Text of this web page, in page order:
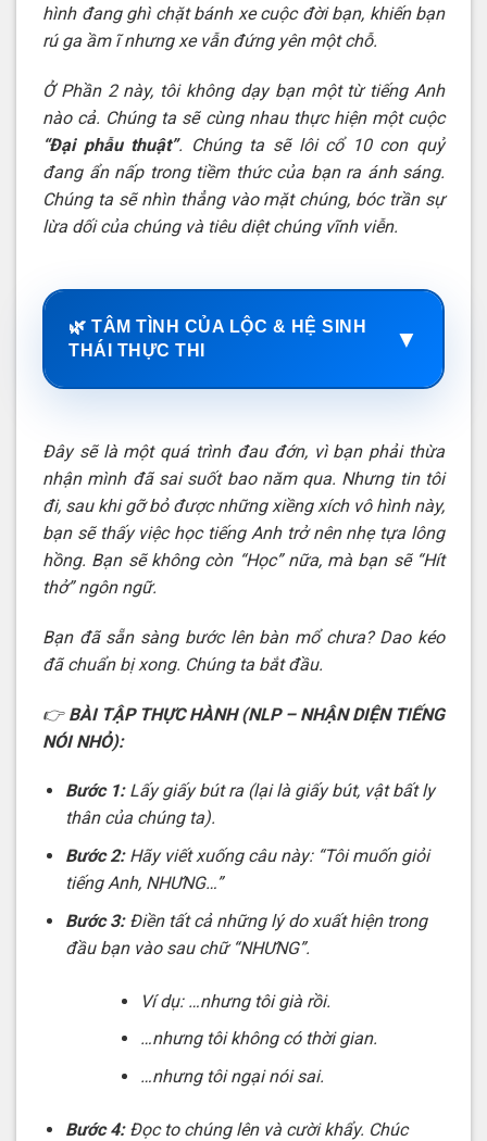
hình đang ghì chặt bánh xe cuộc đời bạn, khiến bạn
rú ga ầm ĩ nhưng xe vẫn đứng yên một chỗ.
Ở Phần 2 này, tôi không dạy bạn một từ tiếng Anh
nào cả. Chúng ta sẽ cùng nhau thực hiện một cuộc
“Đại phẫu thuật”. Chúng ta sẽ lôi cổ 10 con quỷ
đang ẩn nấp trong tiềm thức của bạn ra ánh sáng.
Chúng ta sẽ nhìn thẳng vào mặt chúng, bóc trần sự
lừa dối của chúng và tiêu diệt chúng vĩnh viễn.
🌿 TÂM TÌNH CỦA LỘC & HỆ SINH
THÁI THỰC THI
▼
Đây sẽ là một quá trình đau đớn, vì bạn phải thừa
nhận mình đã sai suốt bao năm qua. Nhưng tin tôi
đi, sau khi gỡ bỏ được những xiềng xích vô hình này,
bạn sẽ thấy việc học tiếng Anh trở nên nhẹ tựa lông
hồng. Bạn sẽ không còn “Học” nữa, mà bạn sẽ “Hít
thở” ngôn ngữ.
Bạn đã sẵn sàng bước lên bàn mổ chưa? Dao kéo
đã chuẩn bị xong. Chúng ta bắt đầu.
👉 BÀI TẬP THỰC HÀNH (NLP – NHẬN DIỆN TIẾNG
NÓI NHỎ):
Bước 1:Lấy giấy bút ra (lại là giấy bút, vật bất ly
thân của chúng ta).
Bước 2:Hãy viết xuống câu này: “Tôi muốn giỏi
tiếng Anh, NHƯNG…”
Bước 3:Điền tất cả những lý do xuất hiện trong
đầu bạn vào sau chữ “NHƯNG”.
Ví dụ: …nhưng tôi già rồi.
…nhưng tôi không có thời gian.
…nhưng tôi ngại nói sai.
Bước 4:Đọc to chúng lên và cười khẩy. Chúc